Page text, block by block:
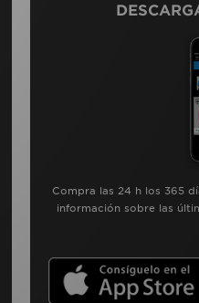
Compra las 24 h los 365
información sobre las